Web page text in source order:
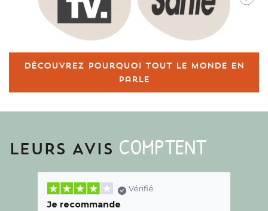
Découvrez pourquoi tout le monde en
parle
LEURS AVIS COMPTENT
Vérifié
Je recommande